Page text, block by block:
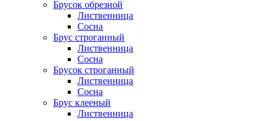
Брусок обрезной
Лиственница
Сосна
Брус строганный
Лиственница
Сосна
Брусок строганный
Лиственница
Сосна
Брус клееный
Лиственница